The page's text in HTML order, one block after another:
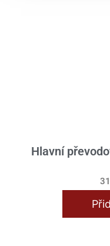
Hlavní